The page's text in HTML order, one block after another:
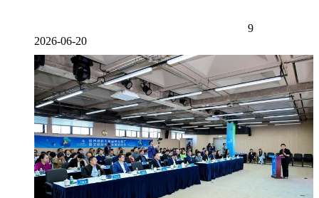
9
2026-06-20